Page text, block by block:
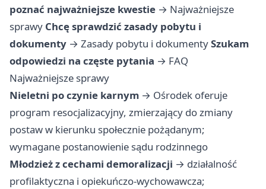
poznać najważniejsze kwestie → Najważniejsze
sprawy Chcę sprawdzić zasady pobytu i
dokumenty → Zasady pobytu i dokumentySzukam
odpowiedzi na częste pytania → FAQ
Najważniejsze sprawy
Nieletni po czynie karnym → Ośrodek oferuje
program resocjalizacyjny, zmierzający do zmiany
postaw w kierunku społecznie pożądanym;
wymagane postanowienie sądu rodzinnego
Młodzież z cechami demoralizacji → działalność
profilaktyczna i opiekuńczo-wychowawcza;